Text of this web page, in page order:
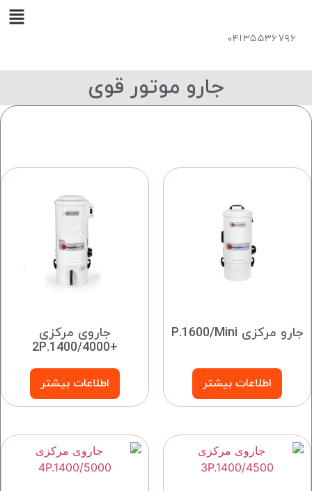
04135536796
جارو موتور قوی
جارو مرکزی P.1600/Mini
اطلاعات بیشتر
جاروی مرکزی
+2P.1400/4000
اطلاعات بیشتر